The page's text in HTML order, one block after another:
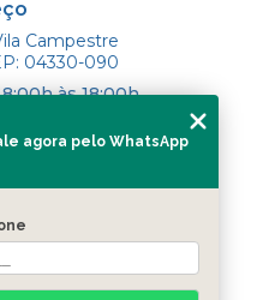
Campestre
04330-090
às 18:00h
Site
agora pelo WhatsApp